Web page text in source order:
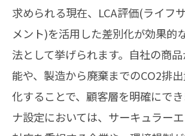
求められる現在、LCA評価(ライフ
メント)を活用した差別化が効果的
法として挙げられます。自社の商
能や、製造から廃棄までのCO2排
化することで、顧客層を明確にで
ナ設定においては、サーキュラー